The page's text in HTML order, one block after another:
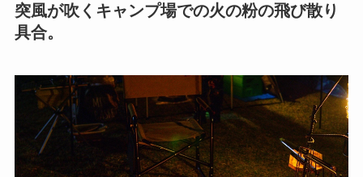
突風が吹くキャンプ場での火の粉の飛び散り
具合。